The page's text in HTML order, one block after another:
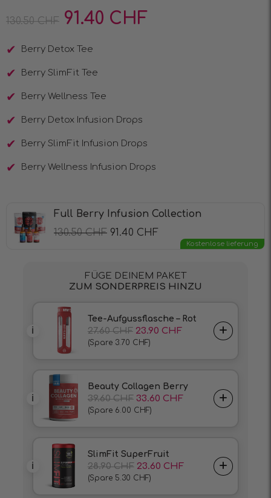
130.50CHF 91.40 CHF
Berry Detox Tee
Berry SlimFit Tee
Berry Wellness Tee
Berry Detox Infusion Drops
Berry SlimFit Infusion Drops
Berry Wellness Infusion Drops
Full Berry Infusion Collection
130.50CHF 91.40 CHF
Kostenlose lieferung